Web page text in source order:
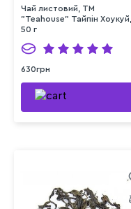
Чай листовий, ТМ
"Teahouse" Тайпін Хоукуй,
50 г
630грн